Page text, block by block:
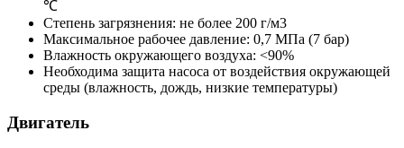
℃
Степень загрязнения: не более 200 г/м3
Максимальное рабочее давление: 0,7 МПа (7 бар)
Влажность окружающего воздуха: <90%
Необходима защита насоса от воздействия окружающей
среды (влажность, дождь, низкие температуры)
Двигатель